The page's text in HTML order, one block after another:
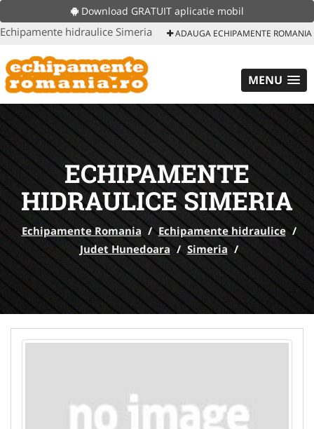
Download GRATUIT aplicatie mobil
Echipamente hidraulice Simeria ADAUGA ECHIPAMENTE ROMANIA
MENU
ECHIPAMENTE
HIDRAULICE SIMERIA
Echipamente Romania / Echipamente hidraulice /
Judet Hunedoara / Simeria /